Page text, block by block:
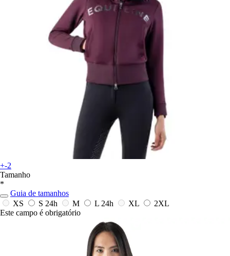
+-2
Tamanho
*
Guia de tamanhos
XS
S 24h M L 24h XL
2XL
Este campo é obrigatório